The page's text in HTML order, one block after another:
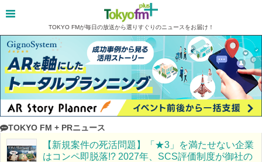
TOKYO FMが毎日の放送から選りすぐりのニュースをお届け！
TOKYO FM + PRニュース
【新規案件の死活問題】「★3」を満たせない企業
はコンペ即脱落!? 2027年、SCS評価制度が御社の